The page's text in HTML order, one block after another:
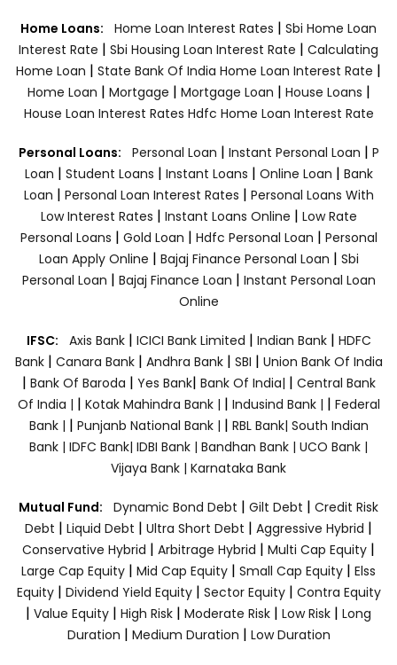
Home Loans: Home Loan Interest Rates | Sbi Home Loan
Interest Rate | Sbi Housing Loan Interest Rate | Calculating
Home Loan | State Bank Of India Home Loan Interest Rate |
Home Loan | Mortgage | Mortgage Loan | House Loans |
House Loan Interest Rates Hdfc Home Loan Interest Rate
Personal Loans: Personal Loan | Instant Personal Loan | P
Loan | Student Loans | Instant Loans | Online Loan | Bank
Loan | Personal Loan Interest Rates | Personal Loans With
Low Interest Rates | Instant Loans Online | Low Rate
Personal Loans | Gold Loan | Hdfc Personal Loan | Personal
Loan Apply Online | Bajaj Finance Personal Loan | Sbi
Personal Loan | Bajaj Finance Loan | Instant Personal Loan
Online
IFSC: Axis Bank | ICICI Bank Limited | Indian Bank | HDFC
Bank| Canara Bank | Andhra Bank| SBI | Union Bank Of India
| Bank Of Baroda | Yes Bank| Bank Of India| | Central Bank
Of India | | Kotak Mahindra Bank | | Indusind Bank | | Federal
Bank | | Punjanb National Bank | | RBL Bank| South Indian
Bank | IDFC Bank| IDBI Bank | Bandhan Bank | UCO Bank |
Vijaya Bank | Karnataka Bank
Mutual Fund: Dynamic Bond Debt | Gilt Debt | Credit Risk
Debt | Liquid Debt | Ultra Short Debt | Aggressive Hybrid |
Conservative Hybrid | Arbitrage Hybrid | Multi Cap Equity |
Large Cap Equity | Mid Cap Equity | Small Cap Equity | Elss
Equity| Dividend Yield Equity| Sector Equity | Contra Equity
| Value Equity | High Risk | Moderate Risk | Low Risk | Long
Duration | Medium Duration | Low Duration